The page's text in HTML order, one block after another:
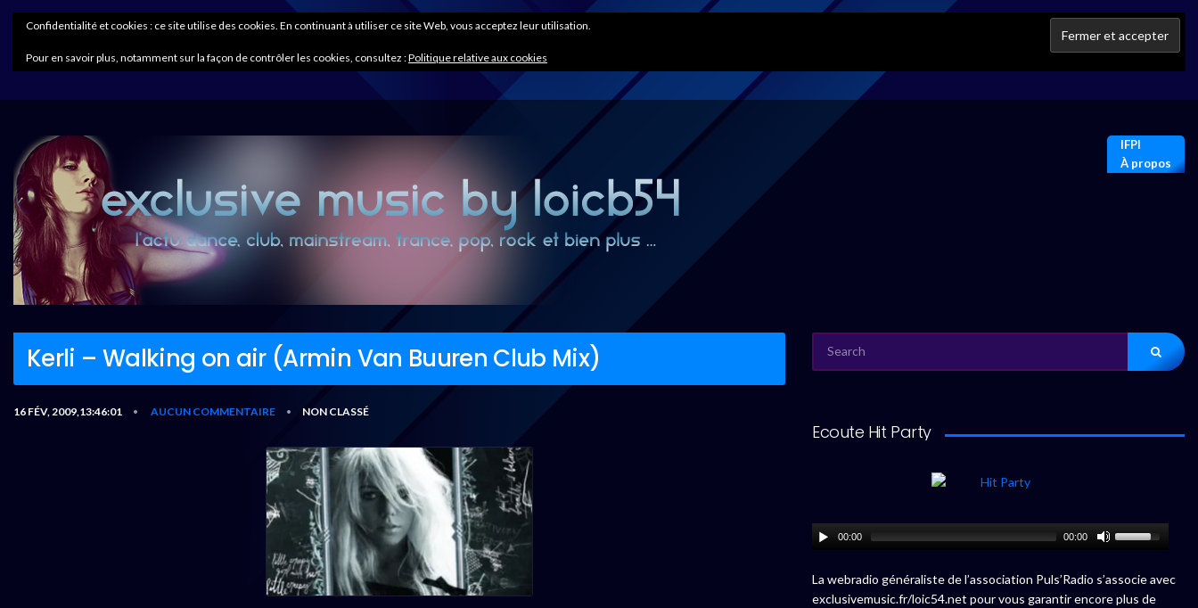
IFPI
À propos
Kerli – Walking on air (Armin Van Buuren Club Mix)
16 FÉV, 2009,13:46:01 • AUCUN COMMENTAIRE • NON CLASSÉ
FOR:
Ecoute Hit Party
00:00 00:00
La webradio généraliste de l’association Puls’Radio s’associe avec
exclusivemusic.fr/loic54.net pour vous garantir encore plus de
Confidentialité et cookies : ce site utilise des cookies. En continuant à utiliser ce site Web, vous acceptez leur utilisation.
Pour en savoir plus, notamment sur la façon de contrôler les cookies, consultez :Politique relative aux cookies